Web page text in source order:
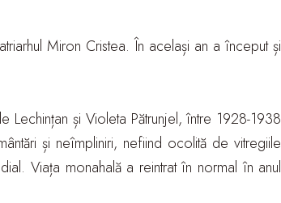
Miron Cristea. În același an a început și
Lechințan și Violeta Pătrunjel, între 1928-1938
și neîmpliniri, nefiind ocolită de vitregiile
Viața monahală a reintrat în normal în anul